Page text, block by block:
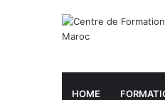
HOME